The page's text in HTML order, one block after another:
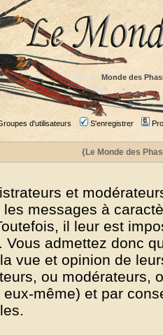
Monde des
d'utilisateurs S'enregistrer
{Le Monde des
et
les messages à
il leur est
Vous admettez donc
vue et opinion de
ou modérateurs,
eux-même) et par